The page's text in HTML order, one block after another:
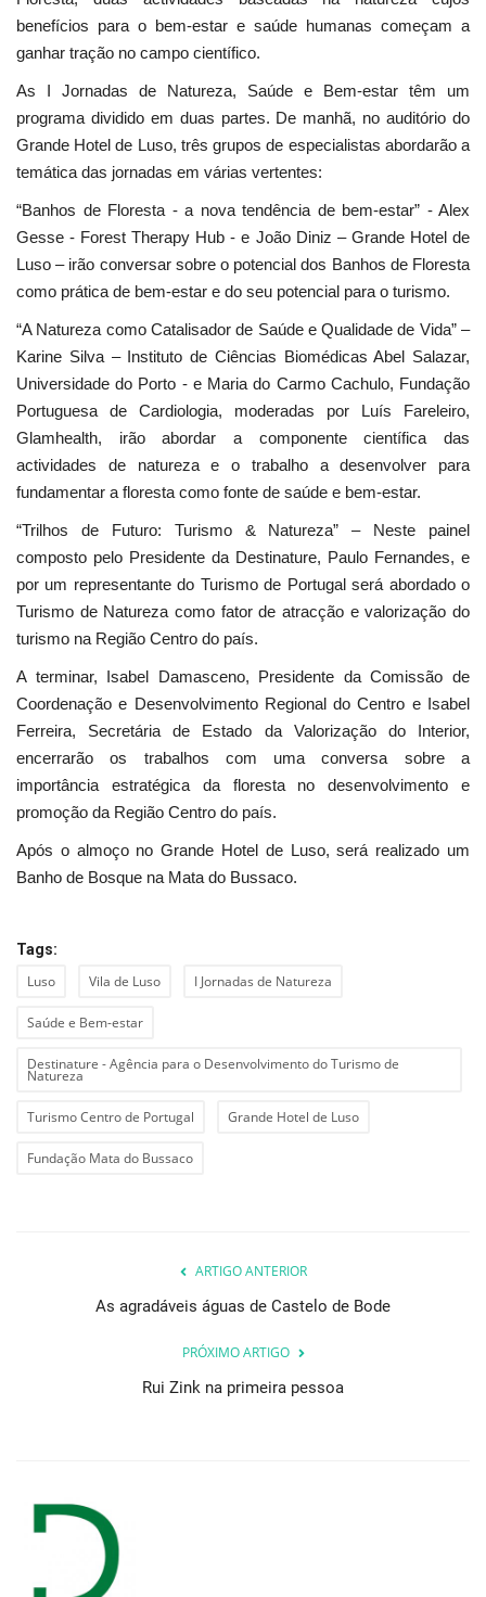
benefícios para o bem-estar e saúde humanas começam a
ganhar tração no campo científico.
As I Jornadas de Natureza, Saúde e Bem-estar têm um
programa dividido em duas partes. De manhã, no auditório do
Grande Hotel de Luso, três grupos de especialistas abordarão a
temática das jornadas em várias vertentes:
“Banhos de Floresta - a nova tendência de bem-estar” - Alex
Gesse - Forest Therapy Hub - e João Diniz – Grande Hotel de
Luso – irão conversar sobre o potencial dos Banhos de Floresta
como prática de bem-estar e do seu potencial para o turismo.
“A Natureza como Catalisador de Saúde e Qualidade de Vida” –
Karine Silva – Instituto de Ciências Biomédicas Abel Salazar,
Universidade do Porto - e Maria do Carmo Cachulo, Fundação
Portuguesa de Cardiologia, moderadas por Luís Fareleiro,
Glamhealth, irão abordar a componente científica das
actividades de natureza e o trabalho a desenvolver para
fundamentar a floresta como fonte de saúde e bem-estar.
“Trilhos de Futuro: Turismo & Natureza” – Neste painel
composto pelo Presidente da Destinature, Paulo Fernandes, e
por um representante do Turismo de Portugal será abordado o
Turismo de Natureza como fator de atracção e valorização do
turismo na Região Centro do país.
A terminar, Isabel Damasceno, Presidente da Comissão de
Coordenação e Desenvolvimento Regional do Centro e Isabel
Ferreira, Secretária de Estado da Valorização do Interior,
encerrarão os trabalhos com uma conversa sobre a
importância estratégica da floresta no desenvolvimento e
promoção da Região Centro do país.
Após o almoço no Grande Hotel de Luso, será realizado um
Banho de Bosque na Mata do Bussaco.
Tags:
Luso Vila de Luso I Jornadas de Natureza
Saúde e Bem-estar
Destinature - Agência para o Desenvolvimento do Turismo de
Natureza
Turismo Centro de Portugal Grande Hotel de Luso
Fundação Mata do Bussaco
ARTIGO ANTERIOR
As agradáveis águas de Castelo de Bode
PRÓXIMO ARTIGO
Rui Zink na primeira pessoa